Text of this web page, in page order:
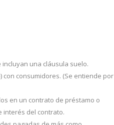
una cláusula suelo.
con consumidores. (Se entiende por
en un contrato de préstamo o
interés del contrato.